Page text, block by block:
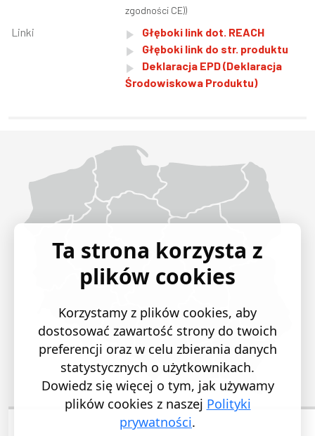
zgodności CE))
Linki
Głęboki link dot. REACH
Głęboki link do str. produktu
Deklaracja EPD (Deklaracja
Środowiskowa Produktu)
Ta strona korzysta z
plików cookies
Korzystamy z plików cookies, aby
dostosować zawartość strony do twoich
preferencji oraz w celu zbierania danych
statystycznych o użytkownikach.
Dowiedz się więcej o tym, jak używamy
plików cookies z naszej Polityki
prywatności.